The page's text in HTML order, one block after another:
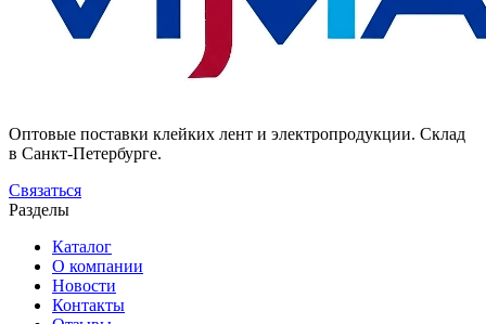
Оптовые поставки клейких лент и электропродукции. Склад
в Санкт-Петербурге.
Связаться
Разделы
Каталог
О компании
Новости
Контакты